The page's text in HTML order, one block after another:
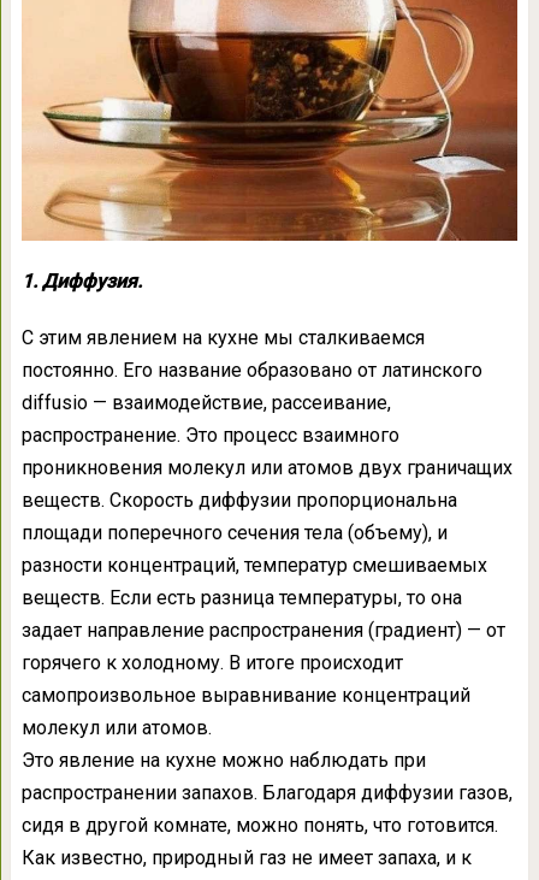
1. Диффузия.
С этим явлением на кухне мы сталкиваемся
постоянно. Его название образовано от латинского
diffusio — взаимодействие, рассеивание,
распространение. Это процесс взаимного
проникновения молекул или атомов двух граничащих
веществ. Скорость диффузии пропорциональна
площади поперечного сечения тела (объему), и
разности концентраций, температур смешиваемых
веществ. Если есть разница температуры, то она
задает направление распространения (градиент) — от
горячего к холодному. В итоге происходит
самопроизвольное выравнивание концентраций
молекул или атомов.
Это явление на кухне можно наблюдать при
распространении запахов. Благодаря диффузии газов,
сидя в другой комнате, можно понять, что готовится.
Как известно, природный газ не имеет запаха, и к